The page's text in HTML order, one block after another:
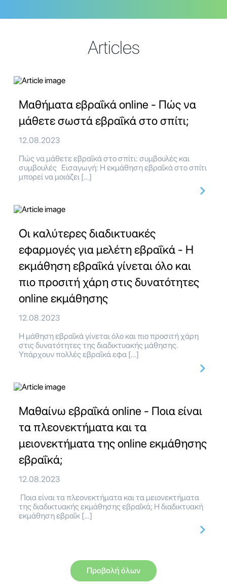
Articles
Μαθήματα εβραΐκά online - Πώς να
μάθετε σωστά εβραΐκά στο σπίτι;
12.08.2023
Πώς να μάθετε εβραΐκά στο σπίτι: συμβουλές και
συμβουλές Εισαγωγή: Η εκμάθηση εβραΐκά στο σπίτι
μπορεί να μοιάζει […]
Οι καλύτερες διαδικτυακές
εφαρμογές για μελέτη εβραΐκά - Η
εκμάθηση εβραΐκά γίνεται όλο και
πιο προσιτή χάρη στις δυνατότητες
online εκμάθησης
12.08.2023
Η μάθηση εβραΐκά γίνεται όλο και πιο προσιτή χάρη
στις δυνατότητες της διαδικτυακής μάθησης.
Υπάρχουν πολλές εβραΐκά εφα […]
Μαθαίνω εβραΐκά online - Ποια είναι
τα πλεονεκτήματα και τα
μειονεκτήματα της online εκμάθησης
εβραΐκά;
12.08.2023
Ποια είναι τα πλεονεκτήματα και τα μειονεκτήματα
της διαδικτυακής εκμάθησης εβραΐκά; Η διαδικτυακή
εκμάθηση εβραΐκ […]
Προβολή όλων